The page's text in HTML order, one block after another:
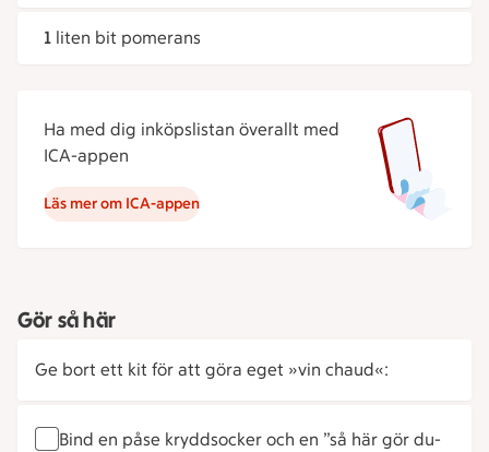
1 liten bit pomerans
Ha med dig inköpslistan överallt med
ICA-appen
Läs mer om ICA-appen
Gör så här
Ge bort ett kit för att göra eget »vin chaud«:
Bind en påse kryddsocker och en ”så här gör du-